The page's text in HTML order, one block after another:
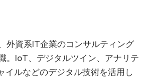
外資系IT企業のコンサルティング
。IoT、デジタルツイン、アナリテ
イルなどのデジタル技術を活用し